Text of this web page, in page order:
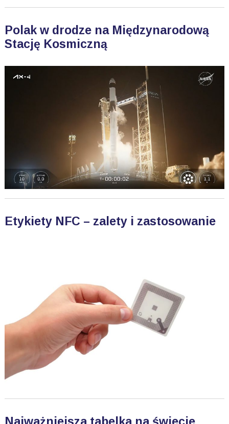
Polak w drodze na Międzynarodową
Stację Kosmiczną
Etykiety NFC – zalety i zastosowanie